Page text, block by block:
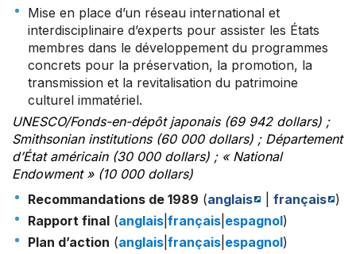
Mise en place d’un réseau international et
interdisciplinaire d’experts pour assister les États
membres dans le développement du programmes
concrets pour la préservation, la promotion, la
transmission et la revitalisation du patrimoine
culturel immatériel.
UNESCO/Fonds-en-dépôt japonais (69 942 dollars) ;
Smithsonian institutions (60 000 dollars) ; Département
d’État américain (30 000 dollars) ; « National
Endowment » (10 000 dollars)
Recommandations de 1989 (anglais français )
Rapport final (anglais français espagnol)
Plan d’action (anglais français espagnol)